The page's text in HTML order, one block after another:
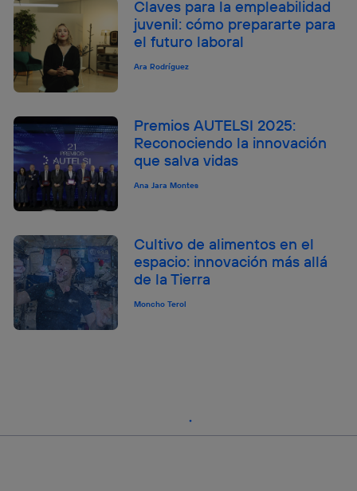
Claves para la empleabilidad
juvenil: cómo prepararte para
el futuro laboral
Ara Rodríguez
Premios AUTELSI 2025:
Reconociendo la innovación
que salva vidas
Ana Jara Montes
Cultivo de alimentos en el
espacio: innovación más allá
de la Tierra
Moncho Terol